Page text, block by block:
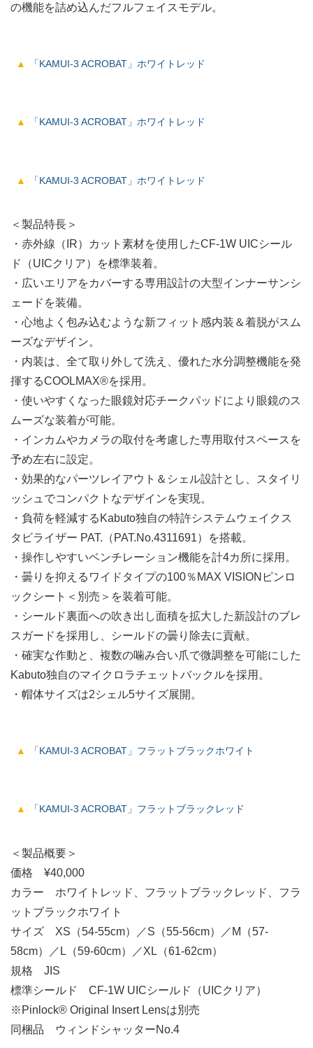
の機能を詰め込んだフルフェイスモデル。
「KAMUI-3 ACROBAT」ホワイトレッド
「KAMUI-3 ACROBAT」ホワイトレッド
「KAMUI-3 ACROBAT」ホワイトレッド
＜製品特長＞
・赤外線（IR）カット素材を使用したCF-1W UICシール
ド（UICクリア）を標準装着。
・広いエリアをカバーする専用設計の大型インナーサンシ
ェードを装備。
・心地よく包み込むような新フィット感内装＆着脱がスム
ーズなデザイン。
・内装は、全て取り外して洗え、優れた水分調整機能を発
揮するCOOLMAX®を採用。
・使いやすくなった眼鏡対応チークパッドにより眼鏡のス
ムーズな装着が可能。
・インカムやカメラの取付を考慮した専用取付スペースを
予め左右に設定。
・効果的なパーツレイアウト＆シェル設計とし、スタイリ
ッシュでコンパクトなデザインを実現。
・負荷を軽減するKabuto独自の特許システムウェイクス
タビライザー PAT.（PAT.No.4311691）を搭載。
・操作しやすいベンチレーション機能を計4カ所に採用。
・曇りを抑えるワイドタイプの100％MAX VISIONピンロ
ックシート＜別売＞を装着可能。
・シールド裏面への吹き出し面積を拡大した新設計のブレ
スガードを採用し、シールドの曇り除去に貢献。
・確実な作動と、複数の噛み合い爪で微調整を可能にした
Kabuto独自のマイクロラチェットバックルを採用。
・帽体サイズは2シェル5サイズ展開。
「KAMUI-3 ACROBAT」フラットブラックホワイト
「KAMUI-3 ACROBAT」フラットブラックレッド
＜製品概要＞
価格 ¥40,000
カラー ホワイトレッド、フラットブラックレッド、フラ
ットブラックホワイト
サイズ XS（54-55cm）／S（55-56cm）／M（57-
58cm）／L（59-60cm）／XL（61-62cm）
規格 JIS
標準シールド CF-1W UICシールド（UICクリア）
※Pinlock® Original Insert Lensは別売
同梱品 ウィンドシャッターNo.4